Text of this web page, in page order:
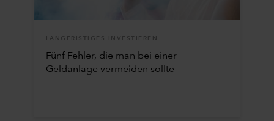
LANGFRISTIGES INVESTIEREN
Fünf Fehler, die man bei einer
Geldanlage vermeiden sollte